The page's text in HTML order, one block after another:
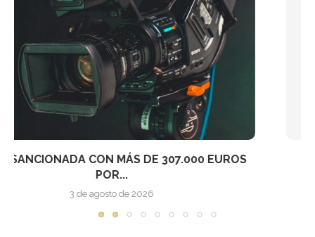
UN ESTUDIO CUESTIONA LA NARRATIVA DE LA
CONVERGENCIA...
2 de agosto de 2026